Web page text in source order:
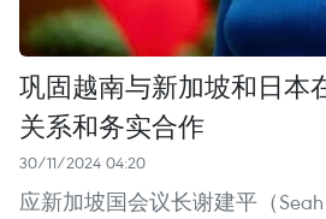
巩固越南与新加坡和日本
关系和务实合作
30/11/2024 04:20
应新加坡国会议长谢建平（